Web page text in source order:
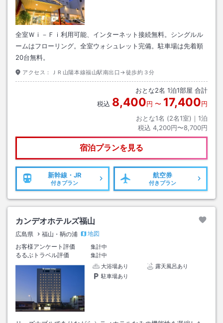
全室Ｗｉ－Ｆｉ利用可能、インターネット接続無料。シングルル
ームはフローリング。全室ウォシュレット完備。駐車場は先着順
20台無料。
アクセス： ＪＲ山陽本線福山駅南出口→徒歩約３分
おとな2名 1泊1部屋 合計
税込 8,400円 〜 17,400円
おとな1名 (2名1室)｜ 1泊
税込 4,200円〜8,700円
宿泊プランを見る
新幹線・JR
付きプラン
航空券
付きプラン
カンデオホテルズ福山
広島県 福山・鞆の浦
地図
お客様アンケート評価
集計中
るるぶトラベル評価
集計中
大浴場あり
露天風呂あり
駐車場あり